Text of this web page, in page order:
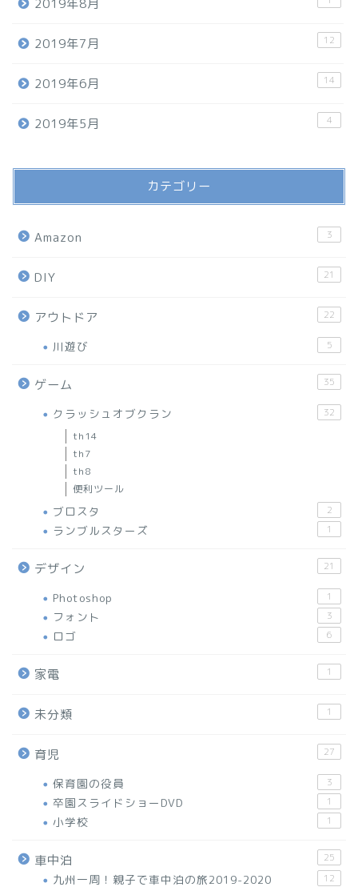
2019年8月
2019年7月 12
2019年6月 14
2019年5月 4
カテゴリー
Amazon 3
DIY 21
アウトドア 22
川遊び 5
ゲーム 35
クラッシュオブクラン 32
th14
th7
th8
便利ツール
ブロスタ 2
ランブルスターズ 1
デザイン 21
Photoshop 1
フォント 3
ロゴ 6
家電 1
未分類 1
育児 27
保育園の役員 3
卒園スライドショーDVD 1
小学校 1
車中泊 25
九州一周！親子で車中泊の旅2019-2020 12